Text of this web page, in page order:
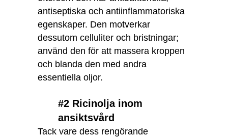
antiseptiska och antiinflammatoriska
egenskaper. Den motverkar
dessutom celluliter och bristningar;
använd den för att massera kroppen
och blanda den med andra
essentiella oljor.
#2 Ricinolja inom
ansiktsvård
Tack vare dess rengörande